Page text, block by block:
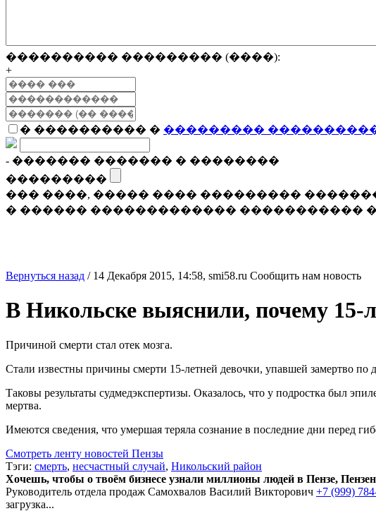
���������� ��������� (����):
+
� ���������� � ���������
- ������� ������� � ��������
���������
��� ����, ����� ���� ���������
� ������ ������������� �����������
Вернуться назад / 14 Декабря 2015, 14:58, smi58.ru Сообщить нам новость
В Никольске выяснили, почему 15-
Причиной смерти стал отек мозга.
Стали известны причины смерти 15-летней девочки, упавшей замертво по
Таковы результаты судмедэкспертизы. Оказалось, что у подростка был
мертва.
Имеются сведения, что умершая теряла сознание в последние дни перед
Смотреть ленту новостей Пензы
Тэги: смерть, несчастный случай, Никольский район
Хочешь, чтобы о твоём бизнесе узнали миллионы людей в Пензе,
Руководитель отдела продаж Самохвалов Василий Викторович +7 (999)
загрузка...